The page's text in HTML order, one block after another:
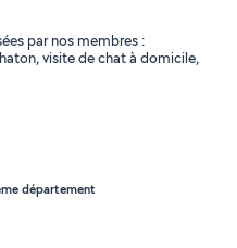
par nos membres :
visite de chat à domicile,
département